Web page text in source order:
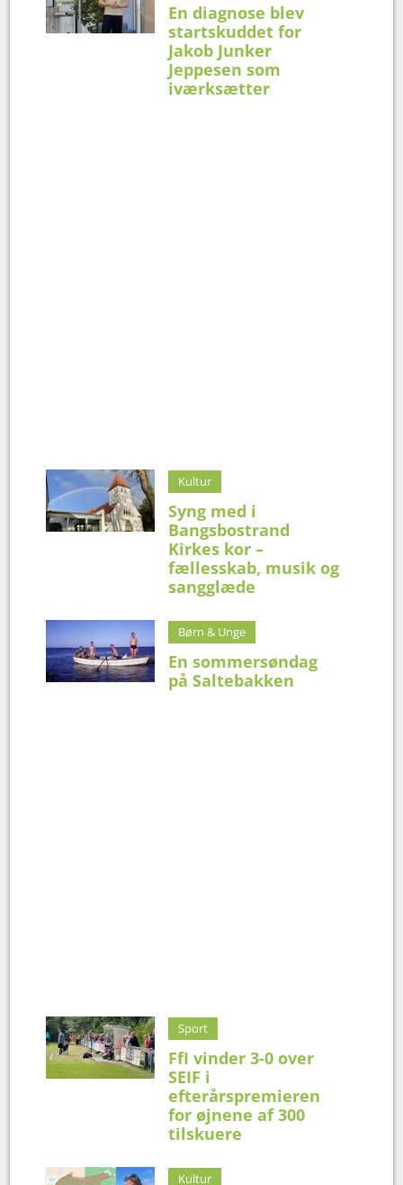
En diagnose blev
startskuddet for
Jakob Junker
Jeppesen som
iværksætter
Kultur
Syng med i
Bangsbostrand
Kirkes kor –
fællesskab, musik og
sangglæde
Børn & Unge
En sommersøndag
på Saltebakken
Sport
FfI vinder 3-0 over
SEIF i
efterårspremieren
for øjnene af 300
tilskuere
Kultur